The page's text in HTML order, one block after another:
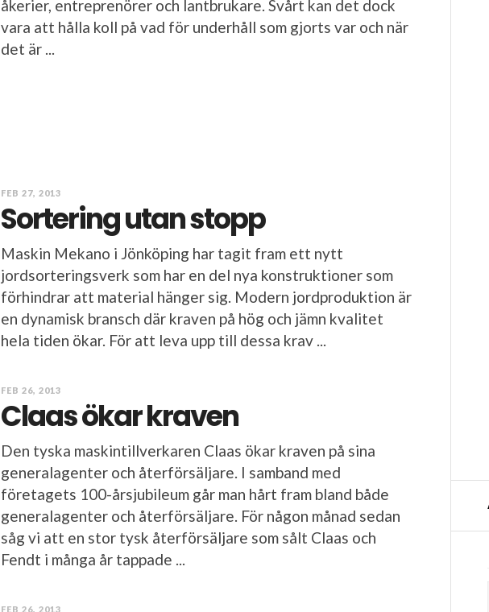
åkerier, entreprenörer och lantbrukare. Svårt kan det dock
vara att hålla koll på vad för underhåll som gjorts var och när
det är ...
FEB 27, 2013
Sortering utan stopp
Maskin Mekano i Jönköping har tagit fram ett nytt
jordsorteringsverk som har en del nya konstruktioner som
förhindrar att material hänger sig. Modern jordproduktion är
en dynamisk bransch där kraven på hög och jämn kvalitet
hela tiden ökar. För att leva upp till dessa krav ...
FEB 26, 2013
Claas ökar kraven
Den tyska maskintillverkaren Claas ökar kraven på sina
generalagenter och återförsäljare. I samband med
företagets 100-årsjubileum går man hårt fram bland både
generalagenter och återförsäljare. För någon månad sedan
såg vi att en stor tysk återförsäljare som sålt Claas och
Fendt i många år tappade ...
FEB 26, 2013